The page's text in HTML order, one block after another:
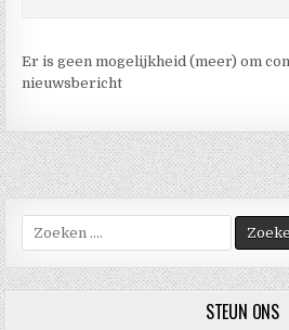
Er is geen mogelijkheid (meer) om
nieuwsbericht
Zoek
naar:
STEUN ONS